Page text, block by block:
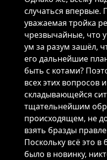
случаться
уважаемая тройка
чрезвычайные, что
ум за разум зашёл,
его дальнейшие
быть с котами?
всех этих вопросов
складывающейся
тщательнейшим
происходящем, не
взять бразды
Поскольку всё это
было в новинку,